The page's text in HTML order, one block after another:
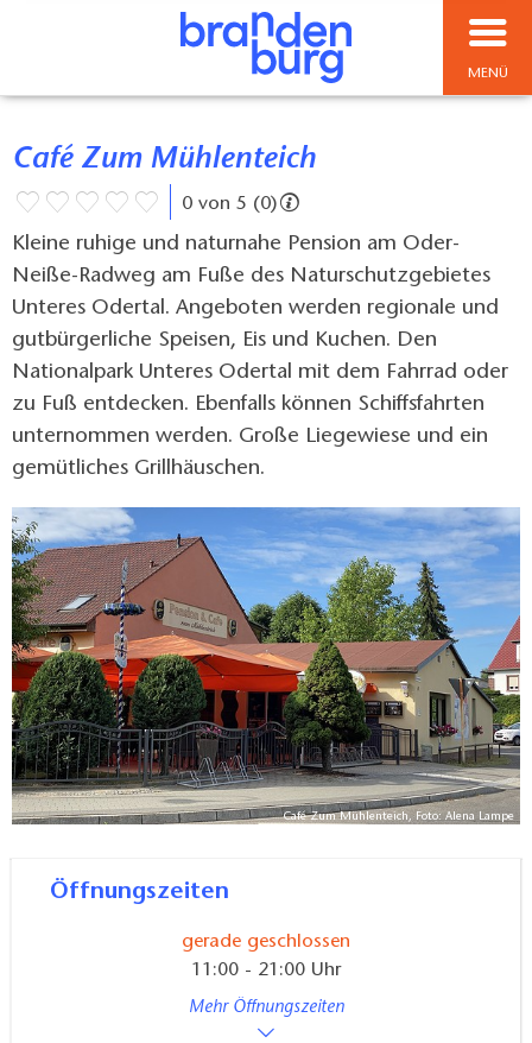
MENÜ
Café Zum Mühlenteich
0 von 5 (0)
Kleine ruhige und naturnahe Pension am Oder-
Neiße-Radweg am Fuße des Naturschutzgebietes
Unteres Odertal. Angeboten werden regionale und
gutbürgerliche Speisen, Eis und Kuchen. Den
Nationalpark Unteres Odertal mit dem Fahrrad oder
zu Fuß entdecken. Ebenfalls können Schiffsfahrten
unternommen werden. Große Liegewiese und ein
gemütliches Grillhäuschen.
Café Zum Mühlenteich, Foto: Alena Lampe
Öffnungszeiten
gerade geschlossen
11:00 - 21:00 Uhr
Mehr Öffnungszeiten